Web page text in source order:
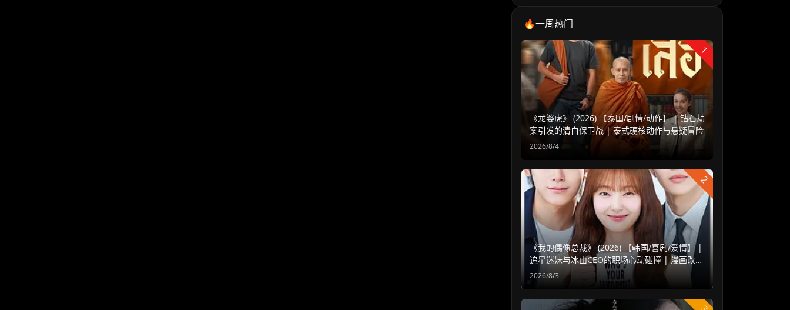
🔥一周热门
1
《龙婆虎》 (2026) 【泰国/剧情/动作】 | 钻石劫
案引发的清白保卫战 | 泰式硬核动作与悬疑冒险
2026/8/4
2
《我的偶像总裁》 (2026) 【韩国/喜剧/爱情】 |
追星迷妹与冰山CEO的职场心动碰撞 | 漫画改编
浪漫甜宠新剧
2026/8/3